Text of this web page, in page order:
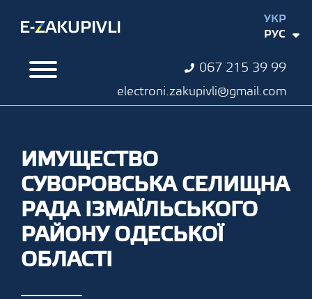
067 215 39 99
electroni.zakupivli@gmail.com
УКР
РУС
ИМУЩЕСТВО
СУВОРОВСЬКА СЕЛИЩНА
РАДА ІЗМАЇЛЬСЬКОГО
РАЙОНУ ОДЕСЬКОЇ
ОБЛАСТІ